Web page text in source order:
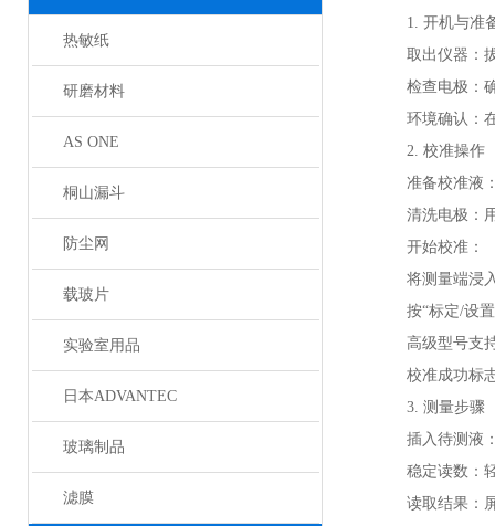
热敏纸
研磨材料
AS ONE
桐山漏斗
防尘网
载玻片
实验室用品
日本ADVANTEC
玻璃制品
滤膜
1. 开机与准
取出仪器‌：
检查电极‌：
环境确认‌：
2. 校准操作
准备校准液‌
清洗电极‌：
‌开始校准‌：
将测量端浸
按“标定/设
高级型号支
校准成功标
3. 测量步骤
插入待测液‌
稳定读数‌：
读取结果‌：